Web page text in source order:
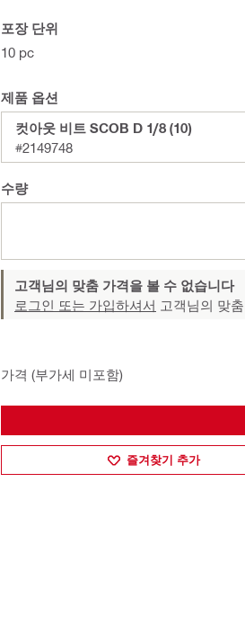
포장 단위
10 pc
제품 옵션
컷아웃 비트 SCOB D 1/8 (10)
#2149748
수량
고객님의 맞춤 가격을 볼 수 없습니다
로그인 또는 가입하셔서 고객님의 맞
가격 (부가세 미포함)
즐겨찾기 추가